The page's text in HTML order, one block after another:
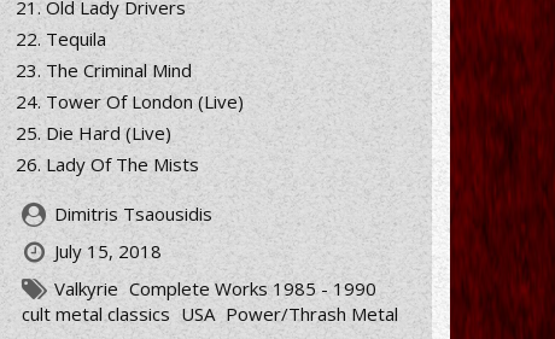
Old Lady Drivers
Tequila
The Criminal Mind
Tower Of London (Live)
Die Hard (Live)
Lady Of The Mists
Dimitris Tsaousidis
July 15, 2018
Valkyrie Complete Works 1985 - 1990
cult metal classics USA Power/Thrash Metal